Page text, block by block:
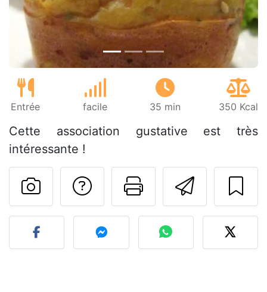
Entrée facile 35 min 350 Kcal
Cette association gustative est très
intéressante !
Imprimer
Poser une
Publier votre photo de